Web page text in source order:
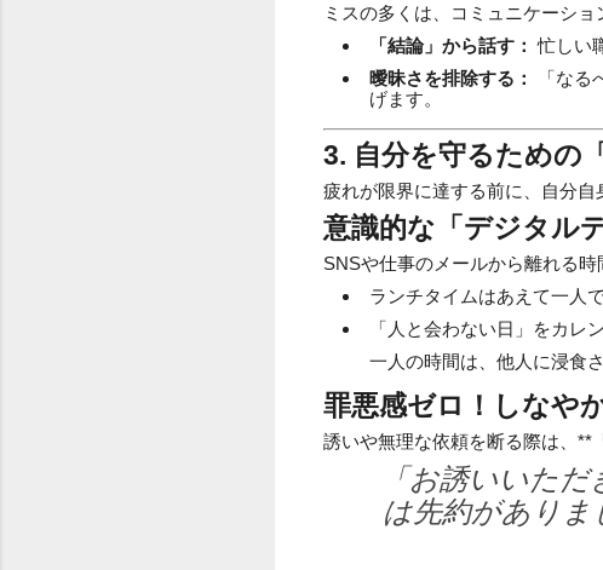
ミスの多くは、コミュニケーショ
「結論」から話す： 忙しい
曖昧さを排除する：
「なる
げます。
3. 自分を守るための
疲れが限界に達する前に、自分自
意識的な「デジタル
SNSや仕事のメールから離れる時
ランチタイムはあえて一人
「人と会わない日」をカレ
一人の時間は、他人に浸食
罪悪感ゼロ！しなや
誘いや無理な依頼を断る際は、**
「お誘いいた
は先約があり